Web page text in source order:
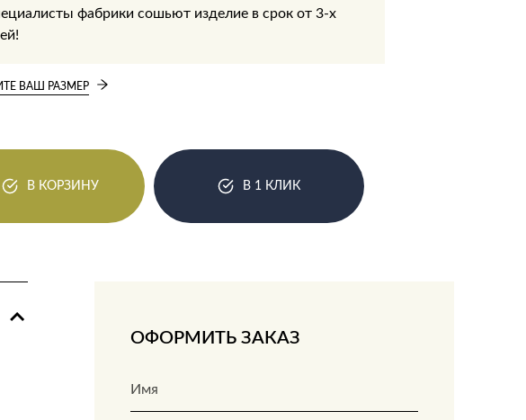
фабрики сошьют изделие в срок от 3-х
ВАШ РАЗМЕР
В КОРЗИНУ В 1 КЛИК
ОФОРМИТЬ ЗАКАЗ